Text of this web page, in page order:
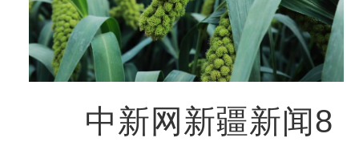
中新网新疆新闻8